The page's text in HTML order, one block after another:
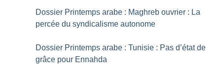
Dossier Printemps arabe : Maghreb ouvrier : La
percée du syndicalisme autonome
Dossier Printemps arabe : Tunisie : Pas d’état de
grâce pour Ennahda